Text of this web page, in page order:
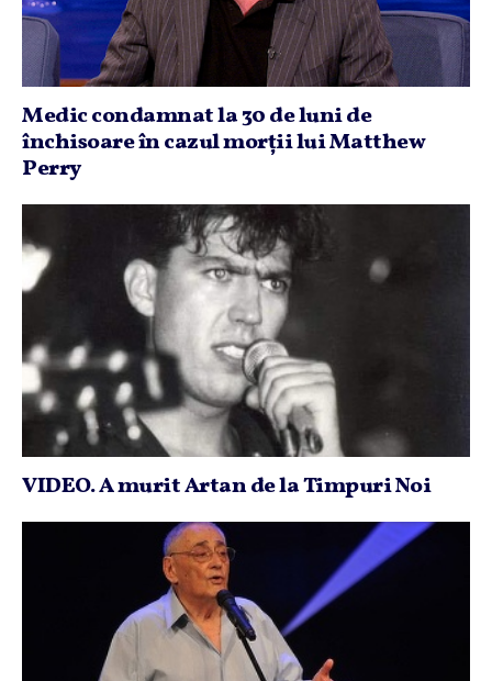
Medic condamnat la 30 de luni de
închisoare în cazul morţii lui Matthew
Perry
VIDEO. A murit Artan de la Timpuri Noi